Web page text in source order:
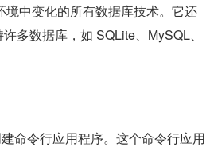
中变化的所有数据库技术。它还
多数据库，如 SQLite、MySQL、
命令行应用程序。这个命令行应用